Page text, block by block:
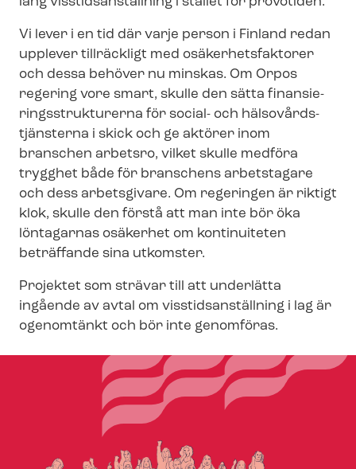
Vi lever i en tid där varje person i Finland redan
upplever tillräckligt med osä­ker­hets­fak­to­rer
och dessa behöver nu minskas. Om Orpos
regering vore smart, skulle den sätta fi­nan­sie­
rings­struk­tu­rer­na för social- och häl­so­vårds­
tjäns­ter­na i skick och ge aktörer inom
branschen arbetsro, vilket skulle medföra
trygghet både för branschens arbetstagare
och dess arbetsgivare. Om regeringen är riktigt
klok, skulle den förstå att man inte bör öka
löntagarnas osäkerhet om kontinuiteten
beträffande sina utkomster.
Projektet som strävar till att underlätta
ingående av avtal om viss­tids­an­ställ­ning i lag är
ogenomtänkt och bör inte genomföras.